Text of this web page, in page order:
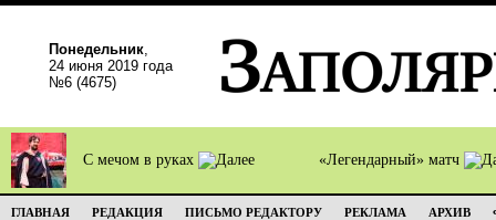
Понедельник,
24 июня 2019 года
№6 (4675)
С мечом в руках «Легендарный» матч
ГЛАВНАЯ РЕДАКЦИЯ ПИСЬМО РЕДАКТОРУ РЕКЛАМА АРХИВ